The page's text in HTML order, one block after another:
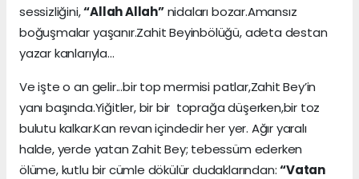
sessizliğini,“Allah Allah”nidaları bozar.Amansız
boğuşmalar yaşanır.Zahit Beyinbölüğü, adeta destan
yazar kanlarıyla…
Ve işte o an gelir...bir top mermisi patlar,Zahit Bey’in
yanı başında.Yiğitler, bir bir toprağa düşerken,bir toz
bulutu kalkar.Kan revan içindedir her yer. Ağır yaralı
halde, yerde yatan Zahit Bey; tebessüm ederken
ölüme, kutlu bir cümle dökülür dudaklarından:“Vatan